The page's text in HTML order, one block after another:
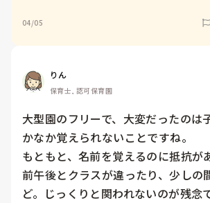
04/05
りん
保育士, 認可保育園
大型園のフリーで、大変だったのは
かなか覚えられないことですね。
もともと、名前を覚えるのに抵抗が
前午後とクラスが違ったり、少しの
ど。じっくりと関われないのが残念